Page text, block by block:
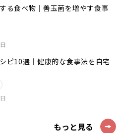
る食べ物｜善玉菌を増やす食事
ピ10選｜健康的な食事法を自宅
もっと見る